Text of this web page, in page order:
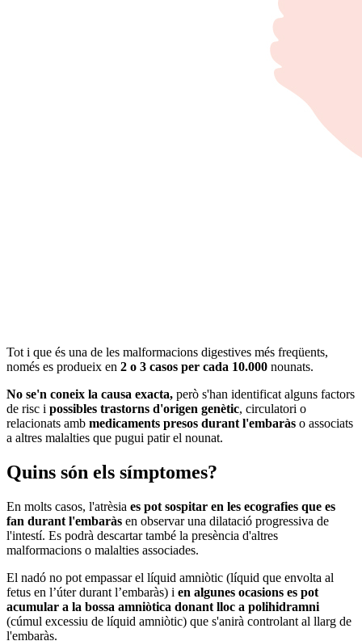
Tot i que és una de les malformacions digestives més freqüents,
només es produeix en 2 o 3 casos per cada 10.000 nounats.
No se'n coneix la causa exacta, però s'han identificat alguns factors
de risc i possibles trastorns d'origen genètic, circulatori o
relacionats amb medicaments presos durant l'embaràs o associats
a altres malalties que pugui patir el nounat.
Quins són els símptomes?
En molts casos, l'atrèsia es pot sospitar en les ecografies que es
fan durant l'embaràs en observar una dilatació progressiva de
l'intestí. Es podrà descartar també la presència d'altres
malformacions o malalties associades.
El nadó no pot empassar el líquid amniòtic (líquid que envolta al
fetus en l’úter durant l’embaràs) i en algunes ocasions es pot
acumular a la bossa amniòtica donant lloc a polihidramni
(cúmul excessiu de líquid amniòtic) que s'anirà controlant al llarg de
l'embaràs.